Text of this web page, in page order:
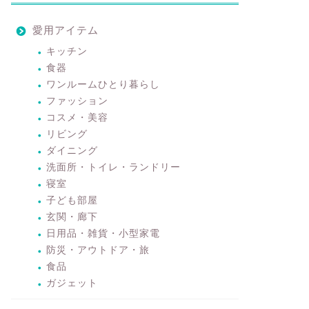
愛用アイテム
キッチン
食器
ワンルームひとり暮らし
ファッション
コスメ・美容
リビング
ダイニング
洗面所・トイレ・ランドリー
寝室
子ども部屋
玄関・廊下
日用品・雑貨・小型家電
防災・アウトドア・旅
食品
ガジェット